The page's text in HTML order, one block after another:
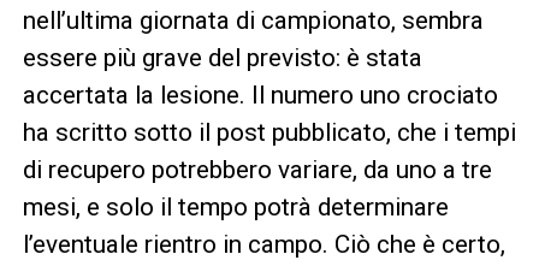
nell’ultima giornata di campionato, sembra
essere più grave del previsto: è stata
accertata la lesione. Il numero uno crociato
ha scritto sotto il post pubblicato, che i tempi
di recupero potrebbero variare, da uno a tre
mesi, e solo il tempo potrà determinare
l’eventuale rientro in campo. Ciò che è certo,